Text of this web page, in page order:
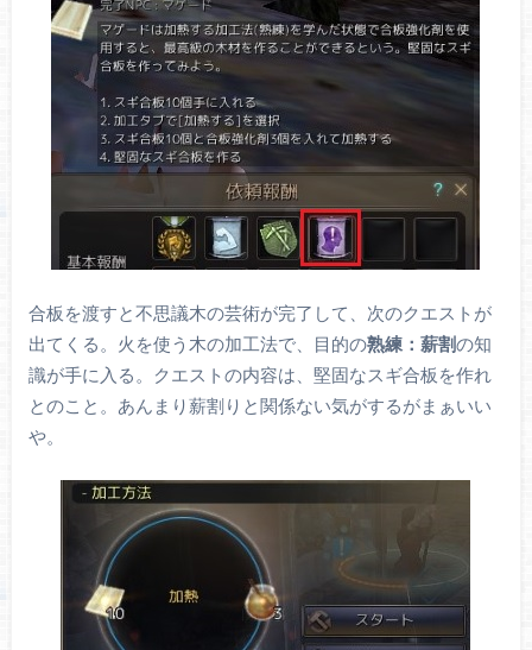
合板を渡すと不思議木の芸術が完了して、次のクエストが
出てくる。火を使う木の加工法で、目的の熟練：薪割の知
識が手に入る。クエストの内容は、堅固なスギ合板を作れ
とのこと。あんまり薪割りと関係ない気がするがまぁいい
や。